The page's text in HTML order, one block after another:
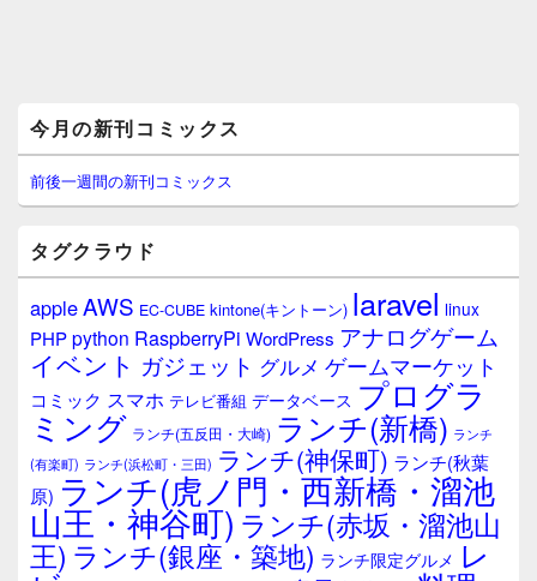
イ
ン
サ
イ
ウ
ィ
ジ
ェ
ア
今月の新刊コミックス
前後一週間の新刊コミックス
タグクラウド
appleAWS EC-CUBE kintone(キントーン) laravel linux
PHPpython RaspberryPi WordPress アナログゲーム
イベント ガジェット グルメ ゲームマーケット
コミック スマホ テレビ番組 データベース プログラ
ミング ランチ(五反田・大崎) ランチ(新橋) ランチ
(有楽町) ランチ(浜松町・三田) ランチ(神保町) ランチ(秋葉
原) ランチ(虎ノ門・西新橋・溜池
山王・神谷町) ランチ(赤坂・溜池山
王) ランチ(銀座・築地) ランチ限定グルメ レ